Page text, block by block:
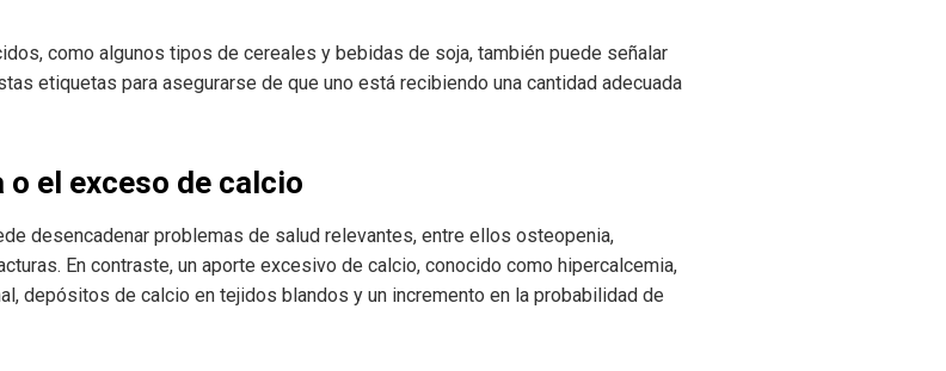
como algunos tipos de cereales y bebidas de soja, también puede señalar
etiquetas para asegurarse de que uno está recibiendo una cantidad adecuada
el exceso de calcio
desencadenar problemas de salud relevantes, entre ellos osteopenia,
En contraste, un aporte excesivo de calcio, conocido como hipercalcemia,
depósitos de calcio en tejidos blandos y un incremento en la probabilidad de